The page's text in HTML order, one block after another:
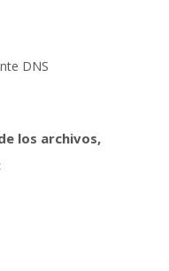
DNS
los archivos,